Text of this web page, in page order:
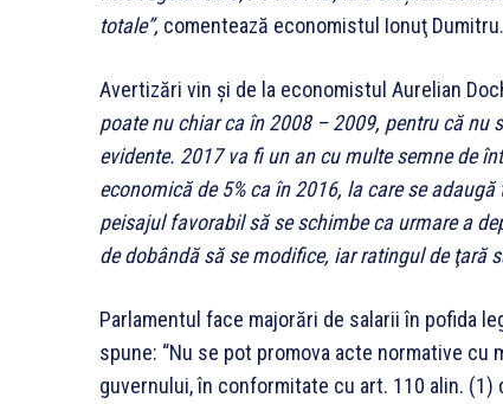
totale”, co­men­tează economistul Ionuţ Dumitru.
Avertizări vin şi de la economistul Aurelian
poate nu chiar ca în 2008 – 2009, pentru că
evidente. 2017 va fi un an cu multe semne de
economică de 5% ca în 2016, la care se
peisajul favorabil să se schimbe ca urmare a
de dobândă să se modifice, iar ratingul de ţară
Parlamentul face majorări de salarii în pofida
spune: “Nu se pot promova acte normative cu
guvernului, în conformitate cu art. 110 alin.